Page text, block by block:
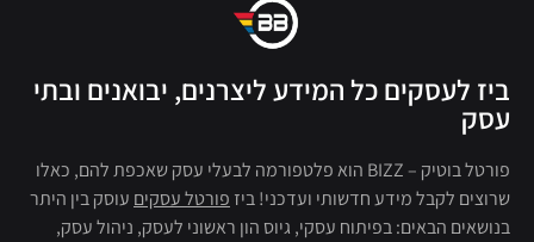
ביז לעסקים כל המידע ליצרנים, יבואנים ובתי
עסק
פורטל בוטיק – BIZZ הוא פלטפורמה לבעלי עסק שאכפת להם, כאלו
שרוצים לקבל מידע חדשותי ועדכני! ביז פורטל עסקים עוסק בין היתר
בנושאים הבאים: בפיתוח עסקי, גיוס הון ראשוני לעסק, ניהול עסק,